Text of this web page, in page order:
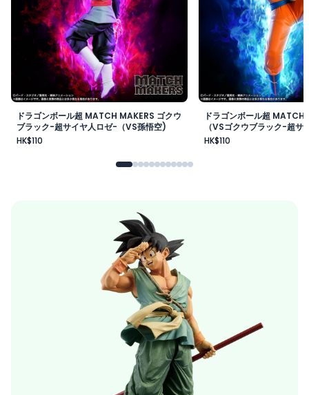
ドラゴンボール超 MATCH MAKERS ゴクウ
ブラック-超サイヤ人ロゼ-（VS孫悟空)
HK$110
ドラゴンボール超 MATCH
（VSゴクウブラック-超
HK$110